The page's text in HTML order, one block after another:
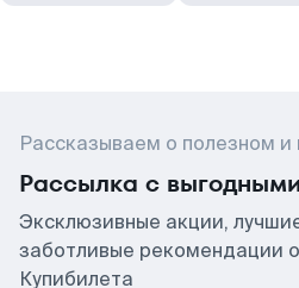
Рассказываем о полезном и
Рассылка с
Эксклюзивные акции,
заботливые рекомендации
Купибилета